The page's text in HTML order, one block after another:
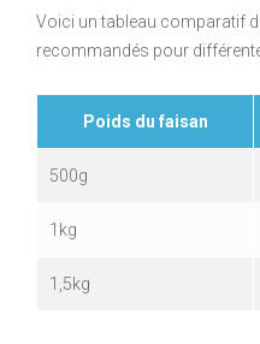
Voici un tableau comparatif
recommandés pour
Poids du faisan
500g
1kg
1,5kg